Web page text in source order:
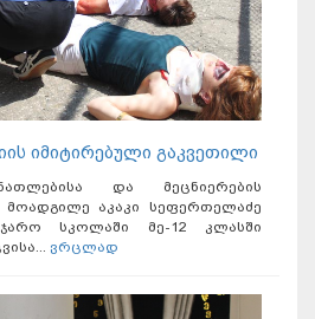
იმიტირებული გაკვეთილი
და მეცნიერების
მოადგილე აკაკი სეფერთელაძე
სკოლაში მე-12 კლასში
ვრცლად